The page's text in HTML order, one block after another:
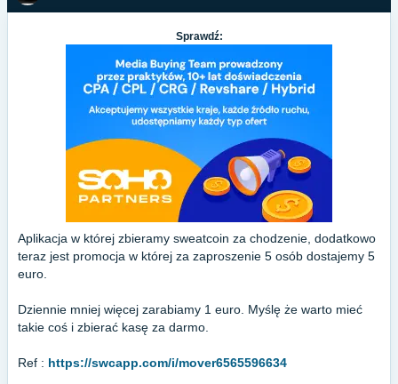
Sprawdź:
Aplikacja w której zbieramy sweatcoin za chodzenie, dodatkowo
teraz jest promocja w której za zaproszenie 5 osób dostajemy 5
euro.
Dziennie mniej więcej zarabiamy 1 euro. Myślę że warto mieć
takie coś i zbierać kasę za darmo.
Ref : https://swcapp.com/i/mover6565596634